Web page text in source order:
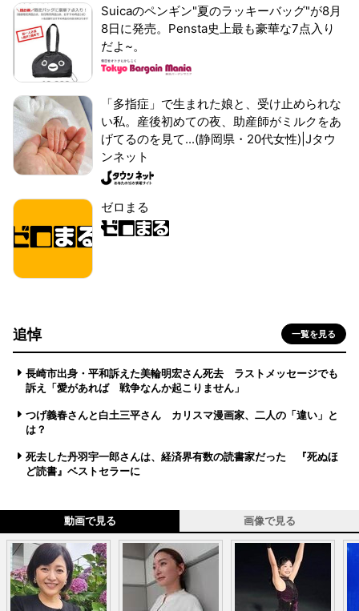
Suicaのペンギン"夏のラッキーバッグ"が8月
8日に発売。Pensta史上最も豪華な7点入り
だよ~。
「多指症」で生まれた娘と、受け止められな
い私。産後初めての夜、助産師がミルクをあ
げてるのを見て...(静岡県・20代女性)|Jタウ
ンネット
ゼロまる
追悼 一覧を見る
長崎市出身・平和訴えた美輪明宏さん死去 ラストメッセージでも
訴え「愛があれば 戦争なんか起こりません」
つげ義春さんと白土三平さん カリスマ漫画家、二人の「違い」と
は？
死去した丹羽宇一郎さんは、経済界有数の読書家だった 『死ぬほ
ど読書』ベストセラーに
動画で見る 画像で見る